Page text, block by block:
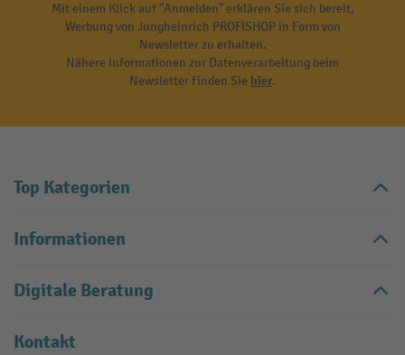
Mit einem Klick auf "Anmelden" erklären Sie sich bereit,
Werbung von Jungheinrich PROFISHOP in Form von
Newsletter zu erhalten.
Nähere Informationen zur Datenverarbeitung beim
Newsletter finden Sie hier.
Top Kategorien
Informationen
Digitale Beratung
Kontakt